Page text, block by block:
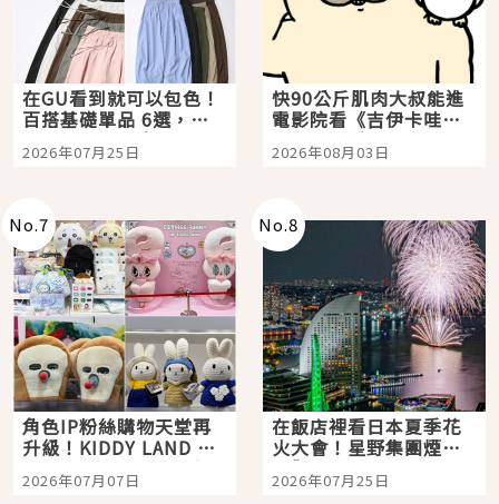
在GU看到就可以包色！
百搭基礎單品 6選，閉
眼全收也不心疼
2026年07月25日
快90公斤肌肉大叔能進
電影院看《吉伊卡哇》
嗎？日本重金屬樂團
「打首」會長與nagano
2026年08月03日
No.7
角色IP粉絲購物天堂再
升級！KIDDY LAND 原
宿店吉伊卡哇迎客，新
開幕 OMOKADO 店3分
2026年07月07日
No.8
在飯店裡看日本夏季花
火大會！星野集團煙火
景觀飯店6選，讓你不用
人擠人悠閒欣賞
2026年07月25日